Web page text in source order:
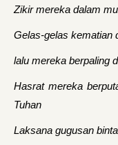
Zikir mereka dalam
Gelas-gelas kematian
lalu mereka berpaling
Hasrat mereka
Tuhan
Laksana gugusan